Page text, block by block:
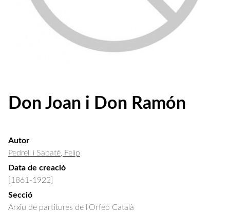
Don Joan i Don Ramón
Autor
Pedrell i Sabaté, Felip
Data de creació
[1861-1922]
Secció
Arxiu de partitures de l'Orfeó Català